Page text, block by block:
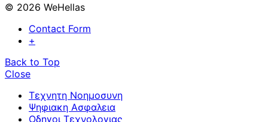
© 2026 WeHellas
Contact Form
+
Back to Top
Close
Τεχνητη Νοημοσυνη
Ψηφιακη Ασφαλεια
Οδηγοι Τεχνολογιας